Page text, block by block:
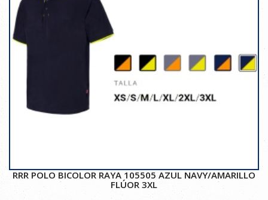
RRR POLO BICOLOR RAYA 105505 AZUL NAVY/AMARILLO
FLÚOR 3XL